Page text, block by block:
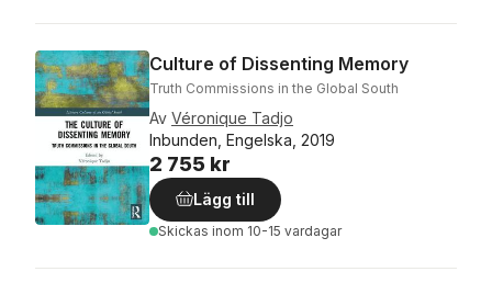
Culture of Dissenting Memory
Truth Commissions in the Global South
Av Véronique Tadjo
Inbunden, Engelska, 2019
2 755 kr
Lägg till
Skickas inom 10-15 vardagar